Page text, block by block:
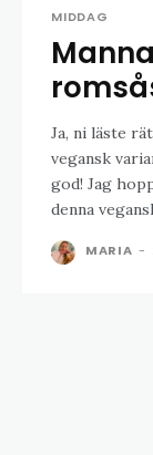
MIDDAG
Ja, ni läste
vegansk
god! Jag
denna
MARIA -